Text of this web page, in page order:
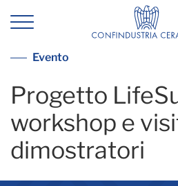
Progetto
Vai alla lista eventi
Evento
Progetto
workshop e
dimostratori